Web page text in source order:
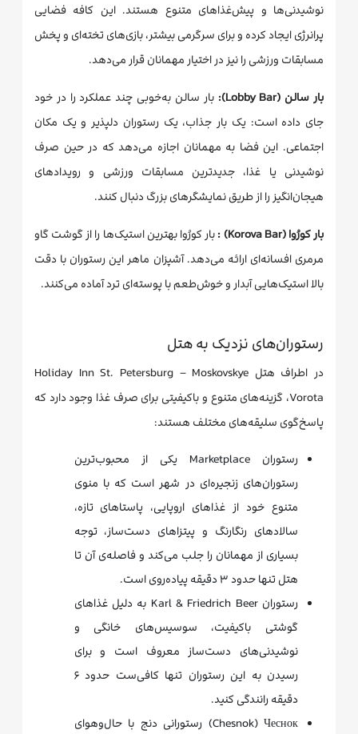
نوشیدنی‌ها و پیش‌غذاهای متنوع هستند. این کافه فضایی
پرانرژی ایجاد کرده و برای سرگرمی بیشتر، بازی‌های تخته‌ای و پخش
مسابقات ورزشی را نیز در اختیار مهمانان قرار می‌دهد.
بار سالن (Lobby Bar):
بار سالن به‌خوبی چند عملکرد را در خود
جای داده است: یک بار جذاب، یک رستوران دلپذیر و یک مکان
اجتماعی. این فضا به مهمانان اجازه می‌دهد که در حین صرف
نوشیدنی یا غذا، جدیدترین مسابقات ورزشی و رویدادهای
هیجان‌انگیز را از طریق نمایشگرهای بزرگ دنبال کنند.
بار کورُوا (Korova Bar) :
بار کورُوا بهترین استیک‌ها را از گوشت گاو
مرمری افسانه‌ای ارائه می‌دهد. آشپزان ماهر این رستوران با دقت
بالا استیک‌هایی آبدار و خوش‌طعم با پوسته‌ای ترد آماده می‌کنند.
رستوران‌های نزدیک به هتل
در اطراف هتل Holiday Inn St. Petersburg – Moskovskye
Vorota، گزینه‌های متنوع و باکیفیتی برای صرف غذا وجود دارد که
پاسخ‌گوی سلیقه‌های مختلف هستند:
رستوران Marketplace یکی از محبوب‌ترین
رستوران‌های زنجیره‌ای در شهر است که با منوی
متنوع خود از غذاهای اروپایی، پاستاهای تازه،
سالادهای رنگارنگ و پیتزاهای دست‌ساز، توجه
بسیاری از مهمانان را جلب می‌کند و فاصله‌ی آن تا
هتل تنها حدود ۳ دقیقه پیاده‌روی است.
رستوران Karl & Friedrich Beer به دلیل غذاهای
گوشتی باکیفیت، سوسیس‌های خانگی و
نوشیدنی‌های دست‌ساز معروف است و برای
رسیدن به این رستوران تنها کافی‌ست حدود ۶
دقیقه رانندگی کنید.
Chesnok) Чеснок) رستورانی دنج با حال‌وهوای